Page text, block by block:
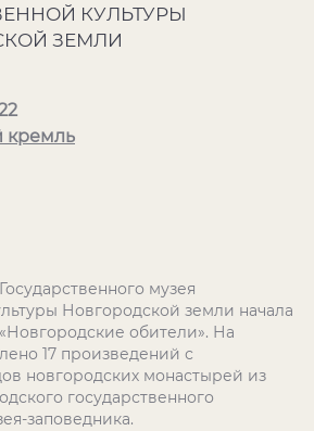
КУЛЬТУРЫ
ЗЕМЛИ
кремль
музея
Новгородской земли начала
обители». На
17 произведений с
новгородских монастырей из
государственного
заповедника.